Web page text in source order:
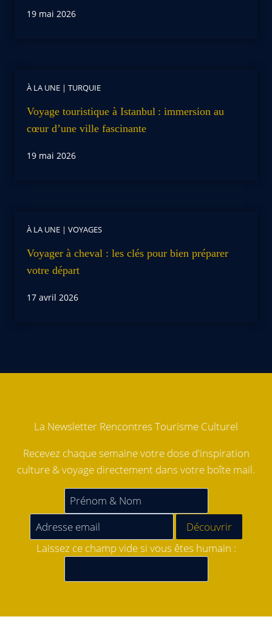
19 mai 2026
À LA UNE | TURQUIE
Voyage touristique à Istanbul : immersion au
cœur d’une ville fascinante
19 mai 2026
À LA UNE | VOYAGES
Voyager à cheval : les clés pour bien préparer
votre départ
17 avril 2026
La Newsletter Rencontres Tourisme Culturel
Recevez chaque semaine votre dose d'inspiration
culture & voyage directement dans votre boîte mail.
Laissez ce champ vide si vous êtes humain :